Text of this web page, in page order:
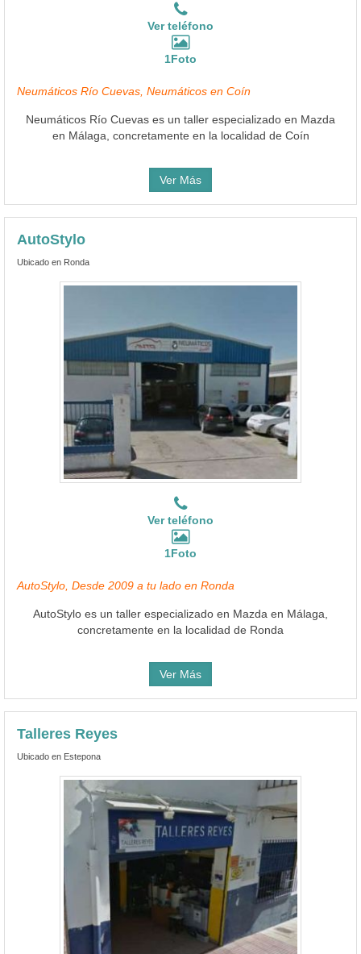
Ver teléfono
1Foto
Neumáticos Río Cuevas, Neumáticos en Coín
Neumáticos Río Cuevas es un taller especializado en Mazda
en Málaga, concretamente en la localidad de Coín
Ver Más
AutoStylo
Ubicado en Ronda
Ver teléfono
1Foto
AutoStylo, Desde 2009 a tu lado en Ronda
AutoStylo es un taller especializado en Mazda en Málaga,
concretamente en la localidad de Ronda
Ver Más
Talleres Reyes
Ubicado en Estepona